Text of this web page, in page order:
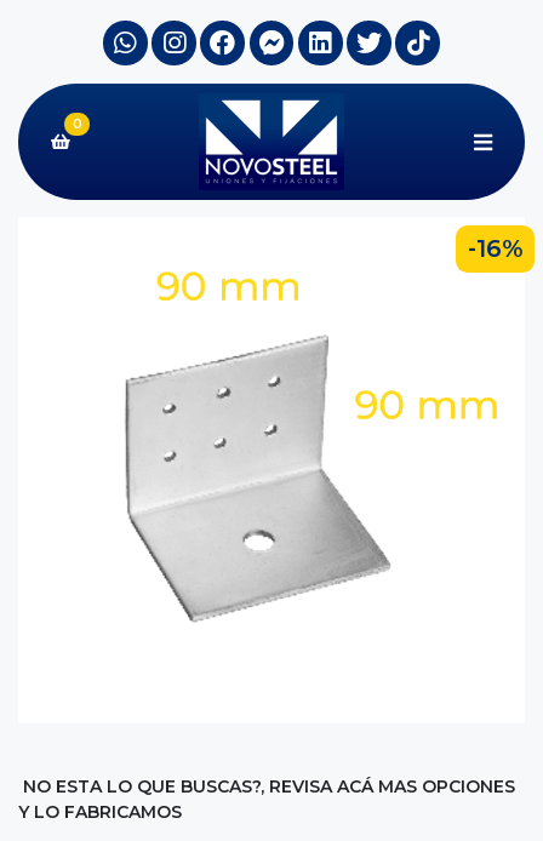
0
-16%
NO ESTA LO QUE BUSCAS?, REVISA ACÁ MAS OPCIONES
Y LO FABRICAMOS